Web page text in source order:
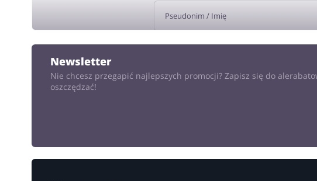
Newsletter
Nie chcesz przegapić najlepszych promocji? Zapisz się do
oszczędzać!